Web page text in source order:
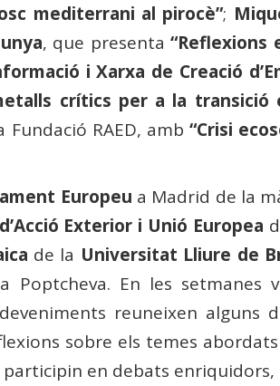
mediterrani al pirocè”;
, que presenta“Reflexions
i Xarxa de Creació
crítics per a la transició
Fundació RAED, amb “Crisi
Europeu a Madrid de la
Exterior i Unió Europea
de la Universitat Lliure de
Poptcheva. En les setmanes
reuneixen alguns
sobre els temes
en debats